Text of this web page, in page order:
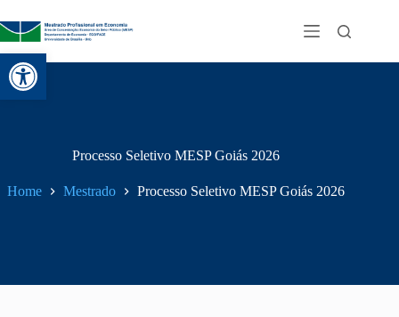
Abrir a barra de ferramentas
Processo Seletivo MESP Goiás 2026
Home Mestrado Processo Seletivo MESP Goiás 2026